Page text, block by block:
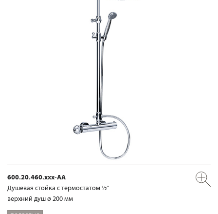
600.20.460.xxx-AA
Душевая стойка с термостатом ½"
верхний душ ø 200 мм